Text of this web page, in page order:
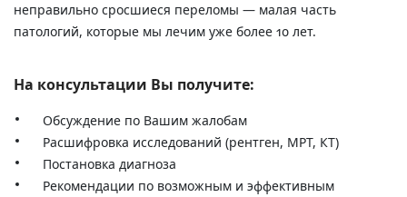
неправильно сросшиеся переломы — малая часть
патологий, которые мы лечим уже более 10 лет.
На консультации Вы получите:
Обсуждение по Вашим жалобам
Расшифровка исследований (рентген, МРТ, КТ)
Постановка диагноза
Рекомендации по возможным и эффективным